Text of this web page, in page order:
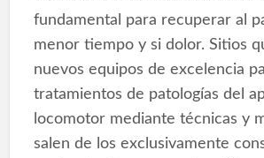
fundamental para recuperar al
menor tiempo y si dolor. Sitios
nuevos equipos de excelencia
tratamientos de patologías del
locomotor mediante técnicas y
salen de los exclusivamente